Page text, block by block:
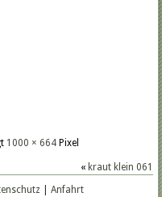
1000 × 664Pixel
« kraut klein 061
Anfahrt